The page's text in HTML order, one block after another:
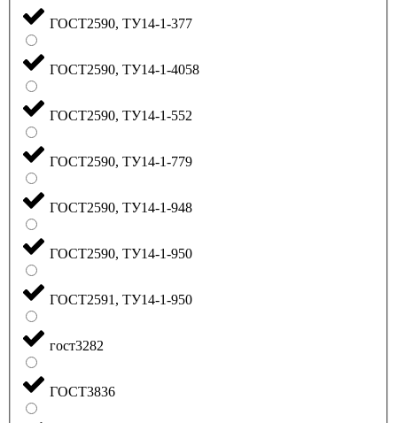
ГОСТ2590, ТУ14-1-377
ГОСТ2590, ТУ14-1-4058
ГОСТ2590, ТУ14-1-552
ГОСТ2590, ТУ14-1-779
ГОСТ2590, ТУ14-1-948
ГОСТ2590, ТУ14-1-950
ГОСТ2591, ТУ14-1-950
гост3282
ГОСТ3836